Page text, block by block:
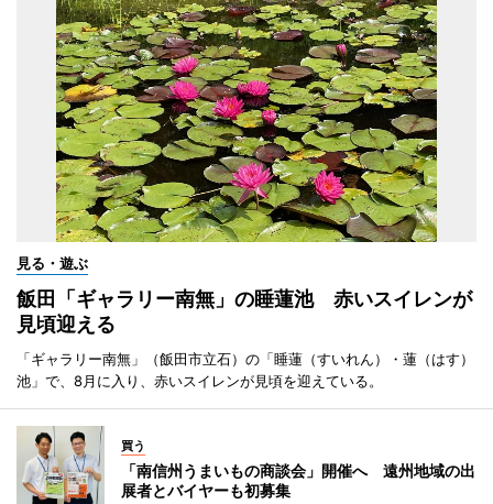
見る・遊ぶ
飯田「ギャラリー南無」の睡蓮池 赤いスイレンが
見頃迎える
「ギャラリー南無」（飯田市立石）の「睡蓮（すいれん）・蓮（はす）
池」で、8月に入り、赤いスイレンが見頃を迎えている。
買う
「南信州うまいもの商談会」開催へ 遠州地域の出
展者とバイヤーも初募集